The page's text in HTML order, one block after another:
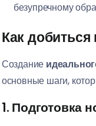
безупречному
Как
Создание
основные шаги,
1. Подготовка